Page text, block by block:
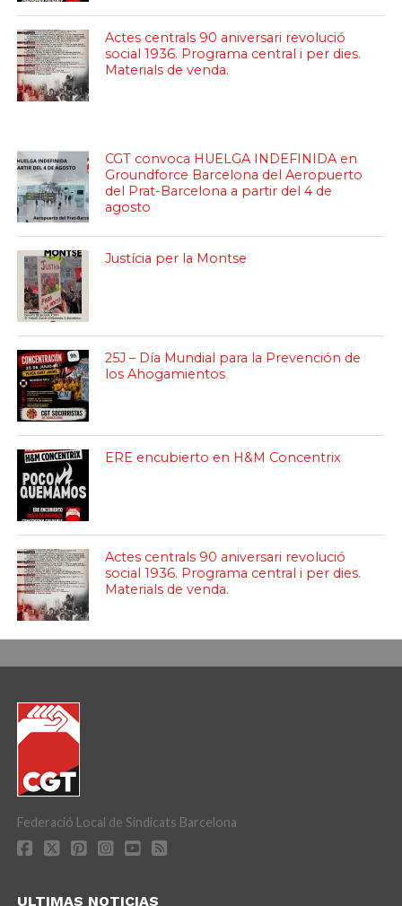
Actes centrals 90 aniversari revolució
social 1936. Programa central i per dies.
Materials de venda.
CGT convoca HUELGA INDEFINIDA en
Groundforce Barcelona del Aeropuerto
del Prat-Barcelona a partir del 4 de
agosto
Justícia per la Montse
25J – Día Mundial para la Prevención de
los Ahogamientos
ERE encubierto en H&M Concentrix
Actes centrals 90 aniversari revolució
social 1936. Programa central i per dies.
Materials de venda.
Federació Local de Sindicats Barcelona
ULTIMAS NOTICIAS